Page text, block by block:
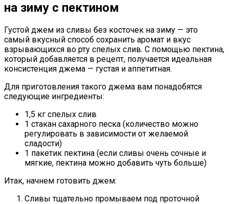
на зиму с пектином
Густой джем из сливы без косточек на зиму — это
самый вкусный способ сохранить аромат и вкус
взрывающихся во рту спелых слив. С помощью пектина,
который добавляется в рецепт, получается идеальная
консистенция джема — густая и аппетитная.
Для приготовления такого джема вам понадобятся
следующие ингредиенты:
1,5 кг спелых слив
1 стакан сахарного песка (количество можно
регулировать в зависимости от желаемой
сладости)
1 пакетик пектина (если сливы очень сочные и
мягкие, пектина можно добавить чуть больше)
Итак, начнем готовить джем:
Сливы тщательно промываем под проточной